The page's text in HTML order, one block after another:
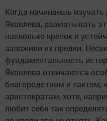
Когда начинаешь
Яковлева, разматывать
насколько крепок и
заложили их предки.
фундаментальность
Яковлева отличаются
благородством и
аристократам, хотя,
любит себя так